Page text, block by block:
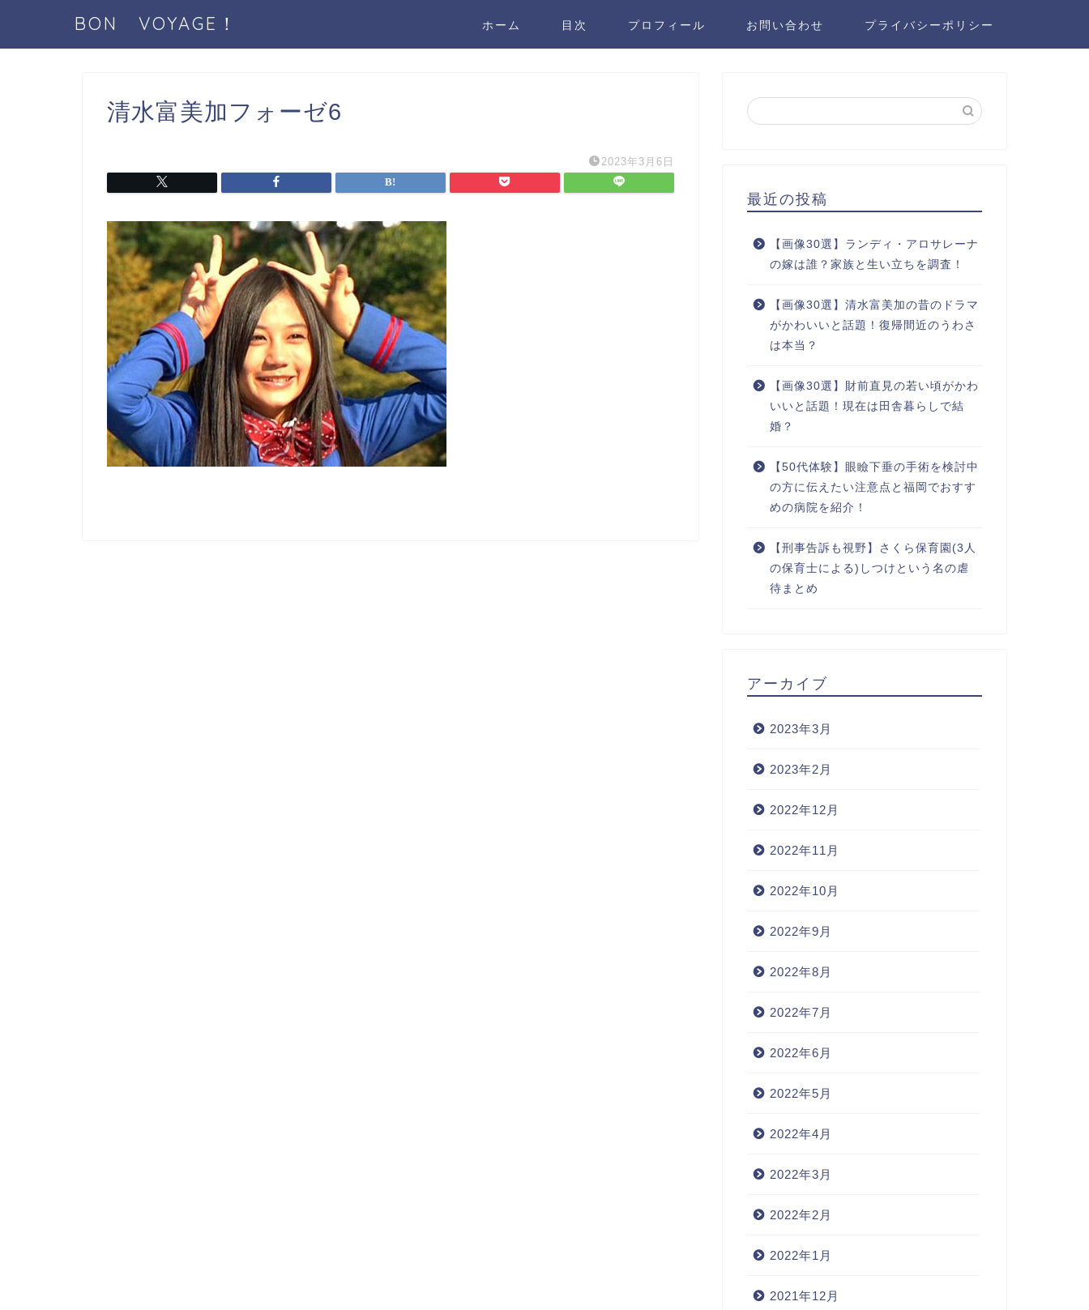
BON VOYAGE！ ホーム 目次 プロフィール お問い合わせ プライバシーポリシー
清水富美加フォーゼ6
2023年3月6日
最近の投稿
【画像30選】ランディ・アロサレーナ
の嫁は誰？家族と生い立ちを調査！
【画像30選】清水富美加の昔のドラマ
がかわいいと話題！復帰間近のうわさ
は本当？
【画像30選】財前直見の若い頃がかわ
いいと話題！現在は田舎暮らしで結
婚？
【50代体験】眼瞼下垂の手術を検討中
の方に伝えたい注意点と福岡でおすす
めの病院を紹介！
【刑事告訴も視野】さくら保育園(3人
の保育士による)しつけという名の虐
待まとめ
アーカイブ
2023年3月
2023年2月
2022年12月
2022年11月
2022年10月
2022年9月
2022年8月
2022年7月
2022年6月
2022年5月
2022年4月
2022年3月
2022年2月
2022年1月
2021年12月